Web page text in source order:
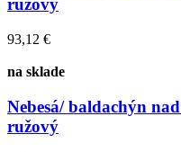
ružový
93,12 €
na sklade
Nebesá/ baldachýn
ružový